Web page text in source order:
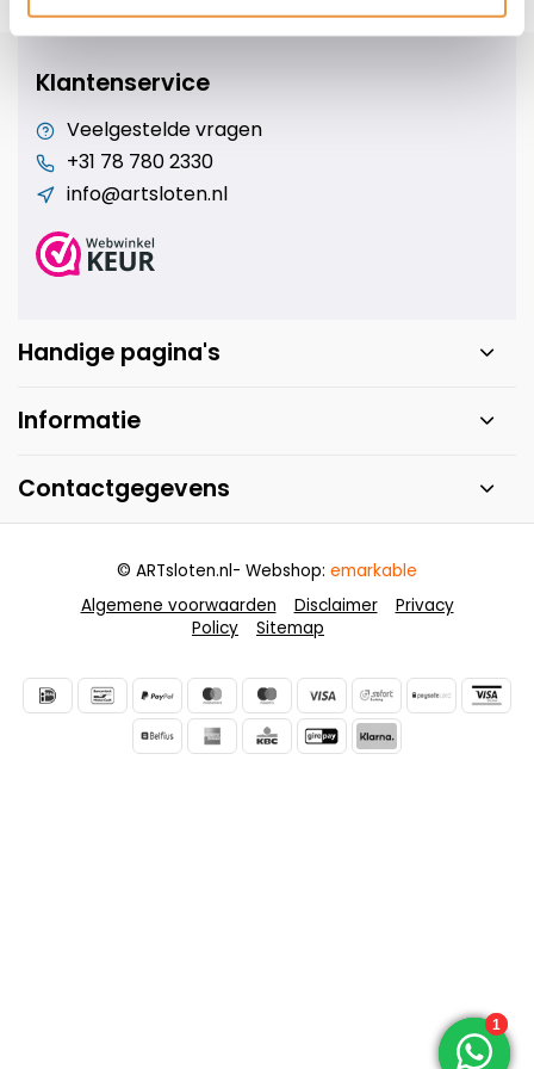
Klantenservice
Veelgestelde vragen
+31 78 780 2330
info@artsloten.nl
Handige pagina's
Informatie
Contactgegevens
Algemene voorwaarden Disclaimer
Privacy
Policy
Sitemap
© ARTsloten.nl- Webshop: emarkable